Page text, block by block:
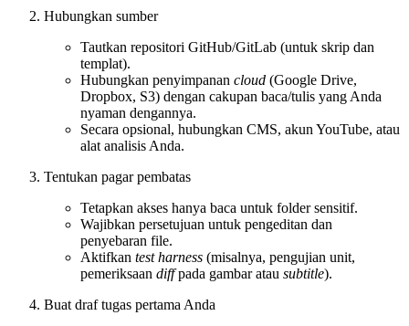
Hubungkan sumber
Tautkan repositori GitHub/GitLab (untuk skrip dan
templat).
Hubungkan penyimpanan cloud (Google Drive,
Dropbox, S3) dengan cakupan baca/tulis yang Anda
nyaman dengannya.
Secara opsional, hubungkan CMS, akun YouTube, atau
alat analisis Anda.
Tentukan pagar pembatas
Tetapkan akses hanya baca untuk folder sensitif.
Wajibkan persetujuan untuk pengeditan dan
penyebaran file.
Aktifkan test harness (misalnya, pengujian unit,
pemeriksaan diffpada gambar atau subtitle).
Buat draf tugas pertama Anda